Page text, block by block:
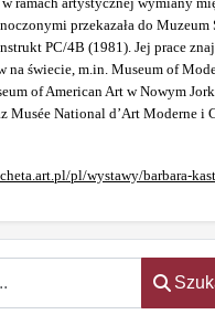
przekazała do
PC/4B (1981). Jej prace
na świecie, m.in. Museum of
of American Art w Nowym
Musée National d’Art Moderne i
pl/wystawy/barbara-